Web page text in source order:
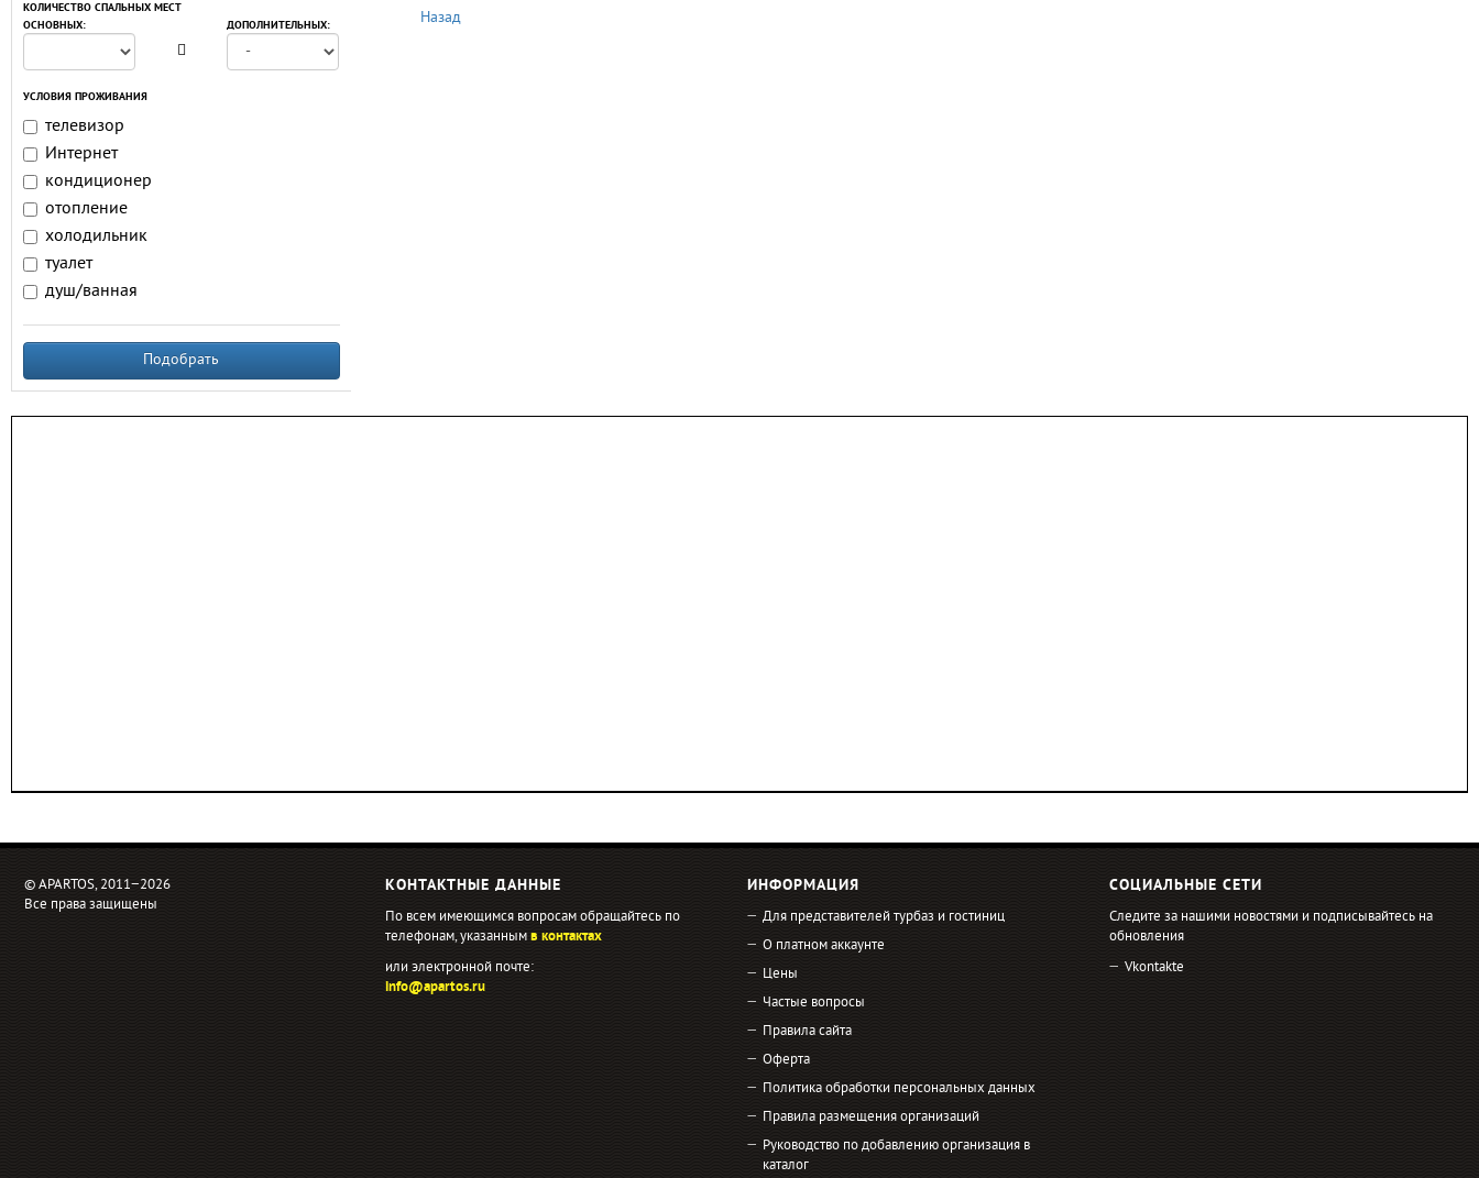
КОЛИЧЕСТВО СПАЛЬНЫХ МЕСТ
ОСНОВНЫХ:
ДОПОЛНИТЕЛЬНЫХ:
УСЛОВИЯ ПРОЖИВАНИЯ
телевизор
Интернет
кондиционер
отопление
холодильник
туалет
душ/ванная
Подобрать
Назад
© APARTOS, 2011−2026
Все права защищены
КОНТАКТНЫЕ ДАННЫЕ
По всем имеющимся вопросам обращайтесь по
телефонам, указаннымв контактах
или электронной почте:
info@apartos.ru
ИНФОРМАЦИЯ
Для представителей турбаз и гостиниц
О платном аккаунте
Цены
Частые вопросы
Правила сайта
Оферта
Политика обработки персональных данных
Правила размещения организаций
Руководство по добавлению организация в
каталог
СОЦИАЛЬНЫЕ СЕТИ
Следите за нашими новостями и подписывайтесь на
обновления
Vkontakte